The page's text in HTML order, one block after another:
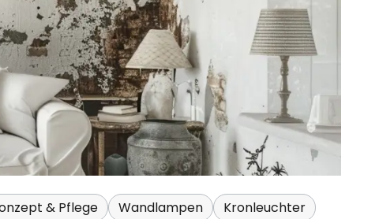
& Pflege Wandlampen
Kronleuchter